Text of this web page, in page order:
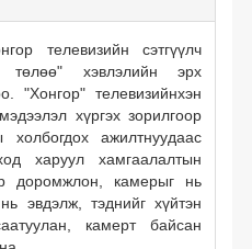
телевизийн сэтгүүлч
төлөө" хэвлэлийн эрх
"Хонгор" телевизийнхэн
хүргэх зорилгоор
ажилтнуудаас
харуул хамгаалалтын
доромжлон, камерыг нь
эвдэлж, тэднийг хүйтэн
камерт байсан